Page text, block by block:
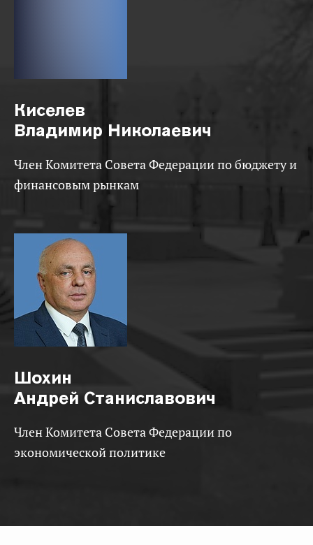
Киселев
Владимир Николаевич
Член Комитета Совета Федерации по бюджету и
финансовым рынкам
Шохин
Андрей Станиславович
Член Комитета Совета Федерации по
экономической политике